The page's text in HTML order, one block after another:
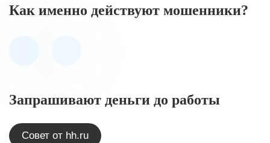
Как именно действуют мошенники?
Запрашивают деньги до работы
Совет от hh.ru